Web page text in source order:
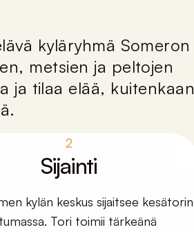
kyläryhmä Someron
metsien ja peltojen
ja tilaa elää, kuitenkaan
2
Sijainti
kylän keskus sijaitsee kesätorin
Tori toimii tärkeänä